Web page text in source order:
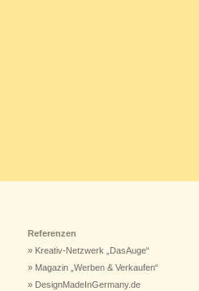
Referenzen
» Kreativ-Netzwerk „DasAuge“
» Magazin „Werben & Verkaufen“
» DesignMadeInGermany.de